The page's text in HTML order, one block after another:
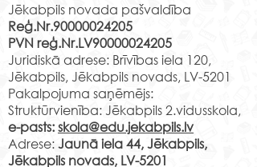
darbs un esam pelnījuši
atpūtu savu draugu un
klasesbiedru lokā. Tik sen
neesam kopā...
Jēkabpils novada pašvaldība
Reģ.Nr.90000024205
PVN reģ.Nr.LV90000024205
Juridiskā adrese: Brīvības iela 120,
Jēkabpils, Jēkabpils novads, LV-5201
Pakalpojuma saņēmējs:
Struktūrvienība: Jēkabpils 2.vidusskola,
e-pasts:skola@edu.jekabpils.lv
Adrese:Jaunā iela 44, Jēkabpils,
Jēkabpils novads, LV-5201